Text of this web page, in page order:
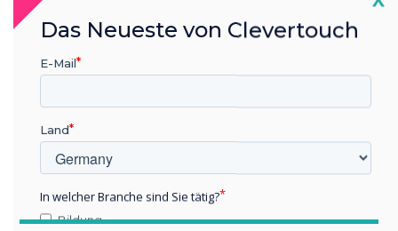
Quizze, Umfragen und Zufallsgeneratoren
LYNX Activities
Das Neueste von Clevertouch
E-Mail
Land
In welcher Branche sind Sie tätig?
Bildung